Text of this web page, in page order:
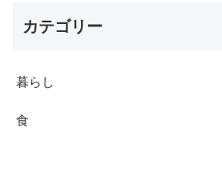
カテゴリー
暮らし
食